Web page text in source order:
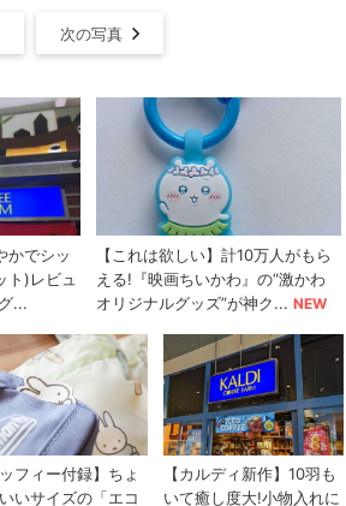
次の写真